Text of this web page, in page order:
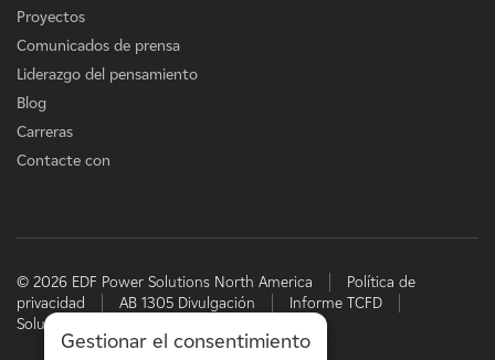
Proyectos
Comunicados de prensa
Liderazgo del pensamiento
Blog
Carreras
Contacte con
© 2026 EDF Power Solutions North America
Política de
privacidad
AB 1305 Divulgación
Informe TCFD
Soluciones energéticas de EDF
Gestionar el consentimiento